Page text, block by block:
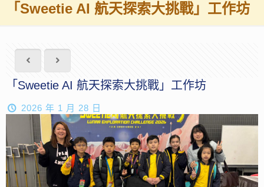
「Sweetie AI 航天探索大挑戰」工作坊
「Sweetie AI 航天探索大挑戰」工作坊
2026 年 1 月 28 日